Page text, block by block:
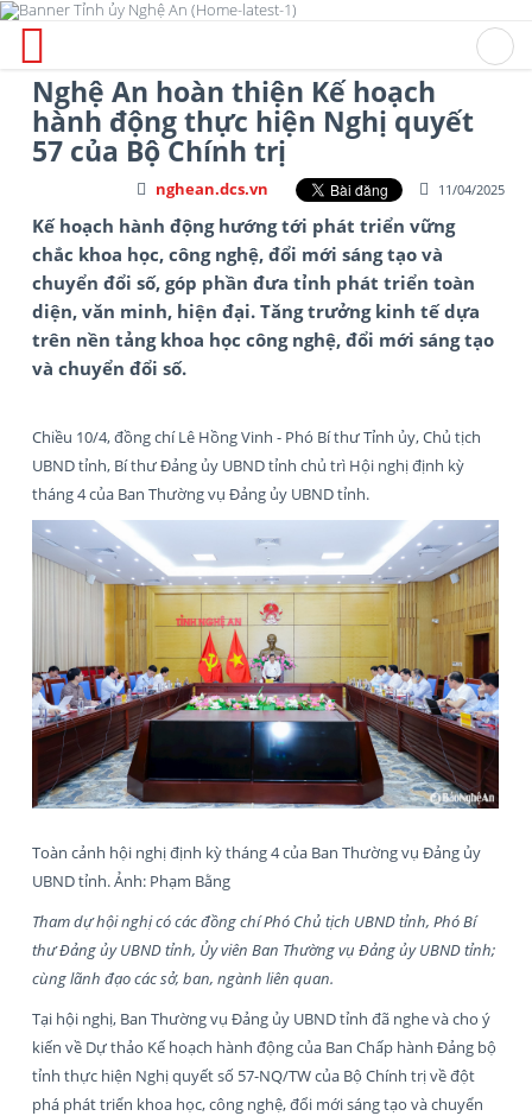
Nghệ An hoàn thiện Kế hoạch
hành động thực hiện Nghị quyết
57 của Bộ Chính trị
11/04/2025
nghean.dcs.vn
Kế hoạch hành động hướng tới phát triển vững
chắc khoa học, công nghệ, đổi mới sáng tạo và
chuyển đổi số, góp phần đưa tỉnh phát triển toàn
diện, văn minh, hiện đại. Tăng trưởng kinh tế dựa
trên nền tảng khoa học công nghệ, đổi mới sáng tạo
và chuyển đổi số.
Chiều 10/4, đồng chí Lê Hồng Vinh - Phó Bí thư Tỉnh ủy, Chủ tịch
UBND tỉnh, Bí thư Đảng ủy UBND tỉnh chủ trì Hội nghị định kỳ
tháng 4 của Ban Thường vụ Đảng ủy UBND tỉnh.
Toàn cảnh hội nghị định kỳ tháng 4 của Ban Thường vụ Đảng ủy
UBND tỉnh. Ảnh: Phạm Bằng
Tham dự hội nghị có các đồng chí Phó Chủ tịch UBND tỉnh, Phó Bí
thư Đảng ủy UBND tỉnh, Ủy viên Ban Thường vụ Đảng ủy UBND tỉnh;
cùng lãnh đạo các sở, ban, ngành liên quan.
Tại hội nghị, Ban Thường vụ Đảng ủy UBND tỉnh đã nghe và cho ý
kiến về Dự thảo Kế hoạch hành động của Ban Chấp hành Đảng bộ
tỉnh thực hiện Nghị quyết số 57-NQ/TW của Bộ Chính trị về đột
phá phát triển khoa học, công nghệ, đổi mới sáng tạo và chuyển